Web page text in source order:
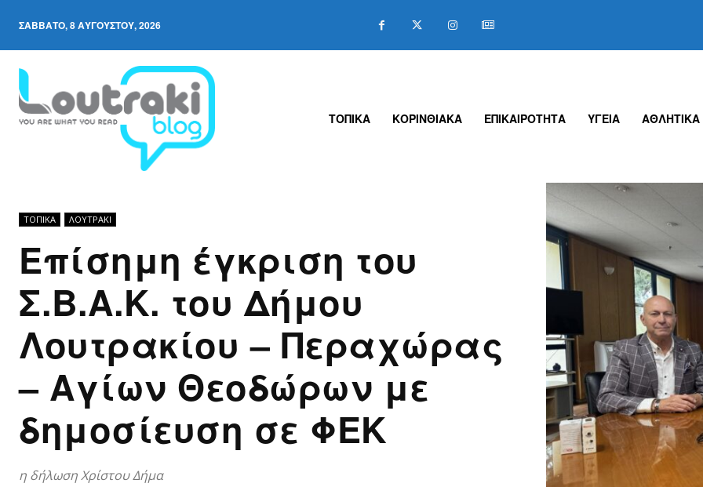
ΣΆΒΒΑΤΟ, 8 ΑΥΓΟΎΣΤΟΥ, 2026
ΤΟΠΙΚΑ ΚΟΡΙΝΘΙΑΚΑ ΕΠΙΚΑΙΡΟΤΗΤΑ ΥΓΕΙΑ ΑΘΛΗΤΙΚΑ
ΤΟΠΙΚΑ ΛΟΥΤΡΆΚΙ
Επίσημη έγκριση του
Σ.Β.Α.Κ. του Δήμου
Λουτρακίου – Περαχώρας
– Αγίων Θεοδώρων με
δημοσίευση σε ΦΕΚ
η δήλωση Χρίστου Δήμα